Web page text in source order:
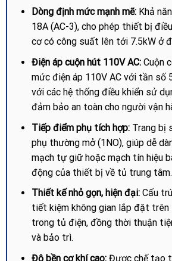
Dòng định mức mạnh mẽ:Khả
18A (AC-3), cho phép thiết bị
cơ có công suất lên tới 7.5kW ở
Điện áp cuộn hút 110V AC:Cuộn
mức điện áp 110V AC với tần số
với các hệ thống điều khiển sử
đảm bảo an toàn cho người vận
Tiếp điểm phụ tích hợp:Trang bị
phụ thường mở (1NO), giúp dễ
mạch tự giữ hoặc mạch tín hiệu
động của thiết bị về tủ trung tâm.
Thiết kế nhỏ gọn, hiện đại:Cấu
tiết kiệm không gian lắp đặt trên
trong tủ điện, đồng thời thuận
và bảo trì.
Độ bền cơ khí cao:Được chế tạo